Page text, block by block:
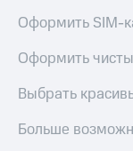
Оформить SIM-
Оформить
Выбрать
Больше